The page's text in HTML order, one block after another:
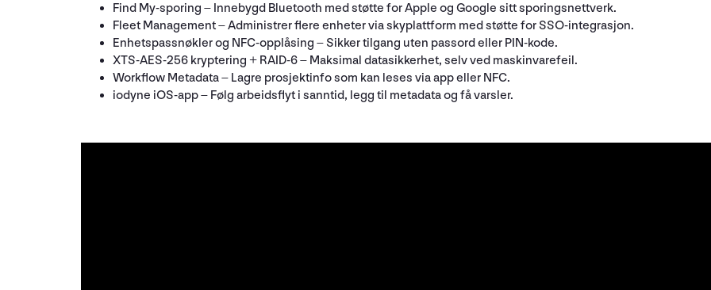
Find My-sporing – Innebygd Bluetooth med støtte for Apple og Google sitt sporingsnettverk.
Fleet Management – Administrer flere enheter via skyplattform med støtte for SSO-integrasjon.
Enhetspassnøkler og NFC-opplåsing – Sikker tilgang uten passord eller PIN-kode.
XTS-AES-256 kryptering + RAID-6 – Maksimal datasikkerhet, selv ved maskinvarefeil.
Workflow Metadata – Lagre prosjektinfo som kan leses via app eller NFC.
iodyne iOS-app – Følg arbeidsflyt i sanntid, legg til metadata og få varsler.